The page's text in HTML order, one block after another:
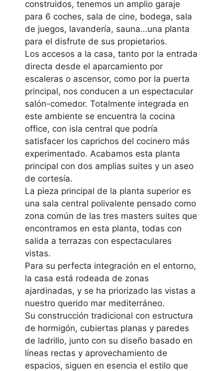
construidos, tenemos un amplio garaje
para 6 coches, sala de cine, bodega, sala
de juegos, lavandería, sauna…una planta
para el disfrute de sus propietarios.
Los accesos a la casa, tanto por la entrada
directa desde el aparcamiento por
escaleras o ascensor, como por la puerta
principal, nos conducen a un espectacular
salón-comedor. Totalmente integrada en
este ambiente se encuentra la cocina
office, con isla central que podría
satisfacer los caprichos del cocinero más
experimentado. Acabamos esta planta
principal con dos amplias suites y un aseo
de cortesía.
La pieza principal de la planta superior es
una sala central polivalente pensado como
zona común de las tres masters suites que
encontramos en esta planta, todas con
salida a terrazas con espectaculares
vistas.
Para su perfecta integración en el entorno,
la casa está rodeada de zonas
ajardinadas, y se ha priorizado las vistas a
nuestro querido mar mediterráneo.
Su construcción tradicional con estructura
de hormigón, cubiertas planas y paredes
de ladrillo, junto con su diseño basado en
líneas rectas y aprovechamiento de
espacios, siguen en esencia el estilo que